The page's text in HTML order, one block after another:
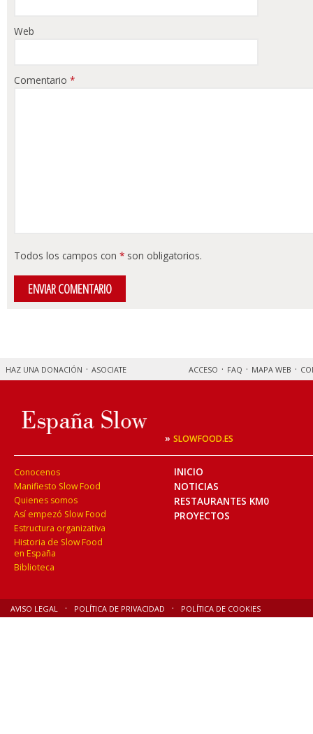
Web
Comentario *
Todos los campos con * son obligatorios.
HAZ UNA DONACIÓN ASOCIATE ACCESO FAQ MAPA WEB
» SLOWFOOD.ES
Conocenos
Manifiesto Slow Food
Quienes somos
Así empezó Slow Food
Estructura organizativa
Historia de Slow Food
en España
Biblioteca
INICIO
NOTICIAS
RESTAURANTES KM0
PROYECTOS
AVISO LEGAL POLÍTICA DE PRIVACIDAD POLÍTICA DE COOKIES